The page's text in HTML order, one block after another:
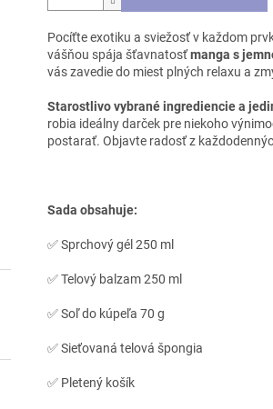
Pocíťte exotiku a sviežosť v každom
vášňou spája šťavnatosťmanga s
vás zavedie do miest plných relaxu a
Starostlivo vybrané ingrediencie a
robia ideálny darček pre niekoho
postarať. Objavte radosť z
Sada obsahuje:
✅ Sprchový gél 250 ml
✅ Telový balzam 250 ml
✅ Soľ do kúpeľa 70 g
✅ Sieťovaná telová špongia
✅ Pletený košík